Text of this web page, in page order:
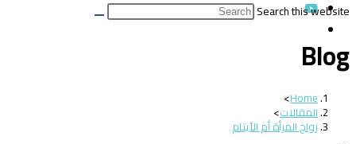
Search this website
Blog
Home
>
المقالات>
زواج المرأة أم الأيتام